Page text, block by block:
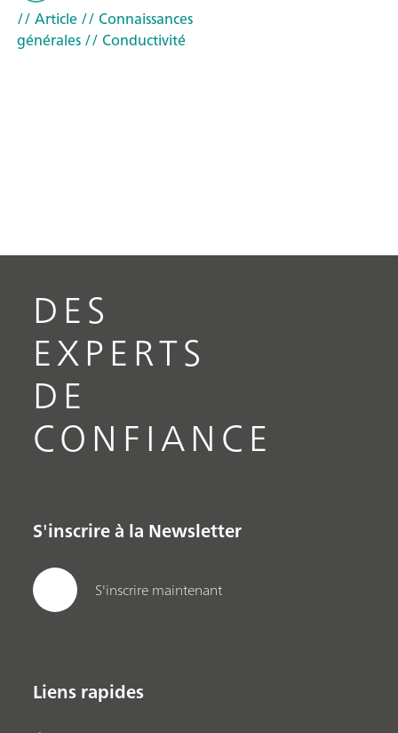
// Article// Connaissances
générales// Conductivité
DES
EXPERTS
DE
CONFIANCE
S'inscrire à la Newsletter
S'inscrire maintenant
Liens rapides